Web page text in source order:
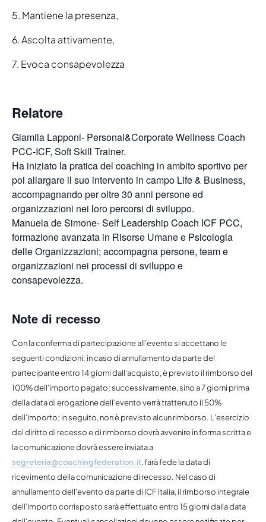
5. Mantiene la presenza,
6. Ascolta attivamente,
7. Evoca consapevolezza
Relatore
Giamila Lapponi- Personal&Corporate Wellness Coach
PCC-ICF, Soft Skill Trainer.
Ha iniziato la pratica del coaching in ambito sportivo per
poi allargare il suo intervento in campo Life & Business,
accompagnando per oltre 30 anni persone ed
organizzazioni nei loro percorsi di sviluppo.
Manuela de Simone- Self Leadership Coach ICF PCC,
formazione avanzata in Risorse Umane e Psicologia
delle Organizzazioni; accompagna persone, team e
organizzazioni nei processi di sviluppo e
consapevolezza.
Note di recesso
Con la conferma di partecipazione all’evento si accettano le
seguenti condizioni: in caso di annullamento da parte del
partecipante entro 14 giorni dall’acquisto, è previsto il rimborso del
100% dell’importo pagato; successivamente, sino a 7 giorni prima
della data di erogazione dell’evento verrà trattenuto il 50%
dell’importo; in seguito, non è previsto alcun rimborso. L’esercizio
del diritto di recesso e di rimborso dovrà avvenire in forma scritta e
la comunicazione dovrà essere inviata a
segreteria@coachingfederation.it, farà fede la data di
ricevimento della comunicazione di recesso. Nel caso di
annullamento dell’evento da parte di ICF Italia, il rimborso integrale
dell’importo corrisposto sarà effettuato entro 15 giorni dalla data